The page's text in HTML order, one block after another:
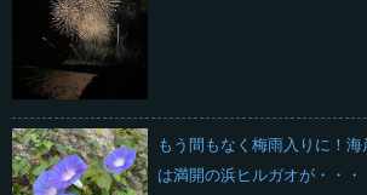
もう間もなく梅雨入りに！海
は満開の浜ヒルガオが・・・